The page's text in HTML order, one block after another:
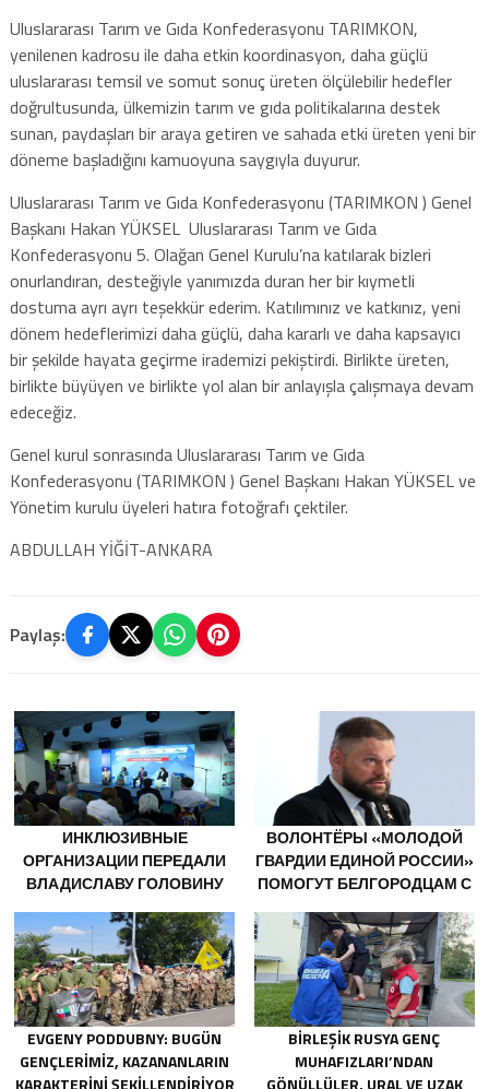
Uluslararası Tarım ve Gıda Konfederasyonu TARIMKON,
yenilenen kadrosu ile daha etkin koordinasyon, daha güçlü
uluslararası temsil ve somut sonuç üreten ölçülebilir hedefler
doğrultusunda, ülkemizin tarım ve gıda politikalarına destek
sunan, paydaşları bir araya getiren ve sahada etki üreten yeni bir
döneme başladığını kamuoyuna saygıyla duyurur.
Uluslararası Tarım ve Gıda Konfederasyonu (TARIMKON ) Genel
Başkanı Hakan YÜKSEL Uluslararası Tarım ve Gıda
Konfederasyonu 5. Olağan Genel Kurulu’na katılarak bizleri
onurlandıran, desteğiyle yanımızda duran her bir kıymetli
dostuma ayrı ayrı teşekkür ederim. Katılımınız ve katkınız, yeni
dönem hedeflerimizi daha güçlü, daha kararlı ve daha kapsayıcı
bir şekilde hayata geçirme irademizi pekiştirdi. Birlikte üreten,
birlikte büyüyen ve birlikte yol alan bir anlayışla çalışmaya devam
edeceğiz.
Genel kurul sonrasında Uluslararası Tarım ve Gıda
Konfederasyonu (TARIMKON ) Genel Başkanı Hakan YÜKSEL ve
Yönetim kurulu üyeleri hatıra fotoğrafı çektiler.
ABDULLAH YİĞİT-ANKARA
Paylaş:
ИНКЛЮЗИВНЫЕ
ОРГАНИЗАЦИИ ПЕРЕДАЛИ
ВЛАДИСЛАВУ ГОЛОВИНУ
НАРОДНУЮ ПРОГРАММУ
«ЕДИНОЙ РОССИИ»
ВОЛОНТЁРЫ «МОЛОДОЙ
ГВАРДИИ ЕДИНОЙ РОССИИ»
ПОМОГУТ БЕЛГОРОДЦАМ С
ГЕНЕРАТОРАМИ
EVGENY PODDUBNY: BUGÜN
GENÇLERIMIZ, KAZANANLARIN
BIRLEŞIK RUSYA GENÇ
MUHAFIZLARI’NDAN